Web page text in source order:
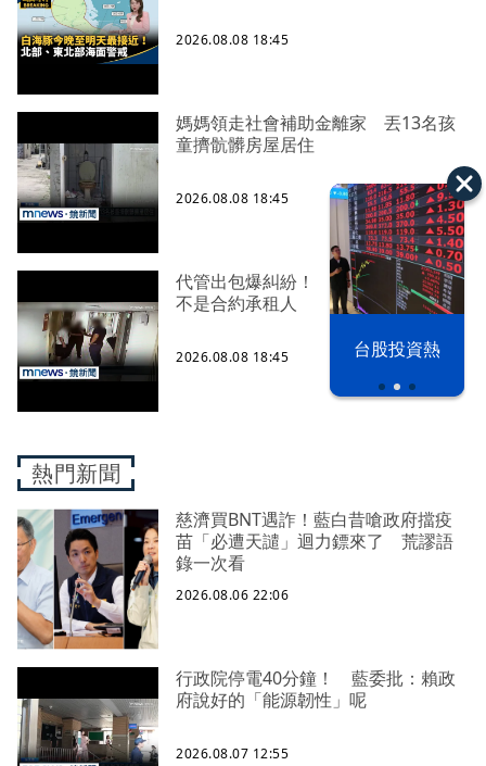
漢光42演習 台股投資熱
2026.08.08 18:45
媽媽領走社會補助金離家 丟13名孩
童擠骯髒房屋居住
2026.08.08 18:45
代管出包爆糾紛！ 租約到期房客卻
不是合約承租人
2026.08.08 18:45
熱門新聞
慈濟買BNT遇詐！藍白昔嗆政府擋疫
苗「必遭天譴」迴力鏢來了 荒謬語
錄一次看
2026.08.06 22:06
行政院停電40分鐘！ 藍委批：賴政
府說好的「能源韌性」呢
2026.08.07 12:55